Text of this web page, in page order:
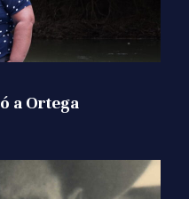
a Ortega